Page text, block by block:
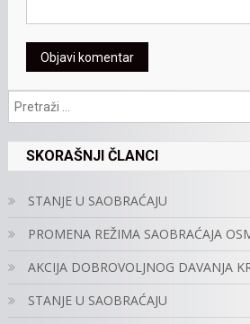
SKORAŠNJI ČLANCI
STANJE U SAOBRAĆAJU
PROMENA REŽIMA SAOBRAĆAJA
AKCIJA DOBROVOLJNOG DAVANJA
STANJE U SAOBRAĆAJU